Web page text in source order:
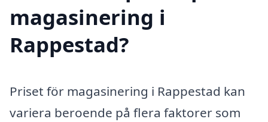
magasinering i
Rappestad?
Priset för magasinering i Rappestad kan
variera beroende på flera faktorer som